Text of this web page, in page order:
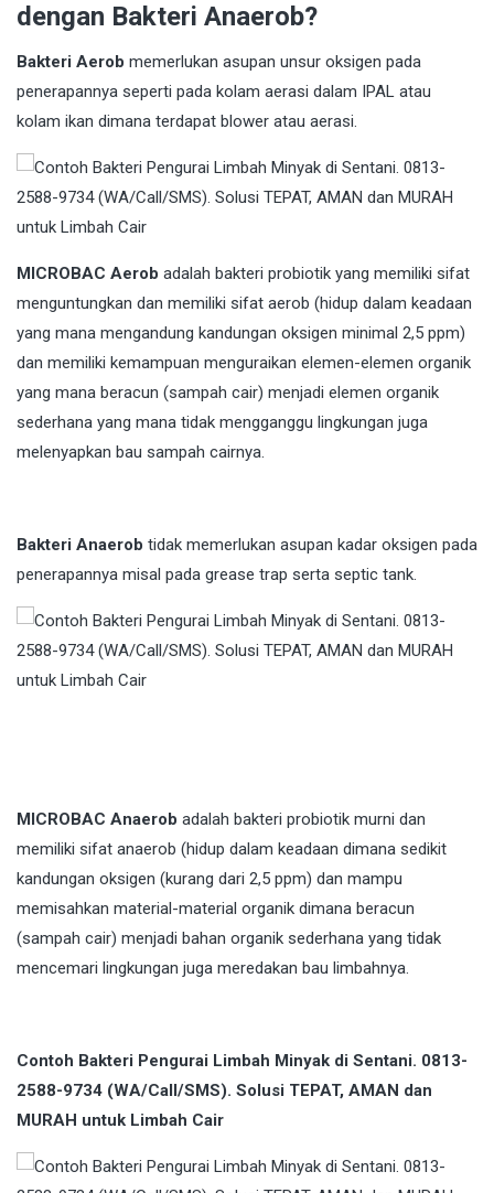
dengan Bakteri Anaerob?
Bakteri Aerob memerlukan asupan unsur oksigen pada
penerapannya seperti pada kolam aerasi dalam IPAL atau
kolam ikan dimana terdapat blower atau aerasi.
MICROBAC Aerob adalah bakteri probiotik yang memiliki sifat
menguntungkan dan memiliki sifat aerob (hidup dalam keadaan
yang mana mengandung kandungan oksigen minimal 2,5 ppm)
dan memiliki kemampuan menguraikan elemen-elemen organik
yang mana beracun (sampah cair) menjadi elemen organik
sederhana yang mana tidak mengganggu lingkungan juga
melenyapkan bau sampah cairnya.
Bakteri Anaerob tidak memerlukan asupan kadar oksigen pada
penerapannya misal pada grease trap serta septic tank.
MICROBAC Anaerob adalah bakteri probiotik murni dan
memiliki sifat anaerob (hidup dalam keadaan dimana sedikit
kandungan oksigen (kurang dari 2,5 ppm) dan mampu
memisahkan material-material organik dimana beracun
(sampah cair) menjadi bahan organik sederhana yang tidak
mencemari lingkungan juga meredakan bau limbahnya.
Contoh Bakteri Pengurai Limbah Minyak di Sentani. 0813-
2588-9734 (WA/Call/SMS). Solusi TEPAT, AMAN dan
MURAH untuk Limbah Cair